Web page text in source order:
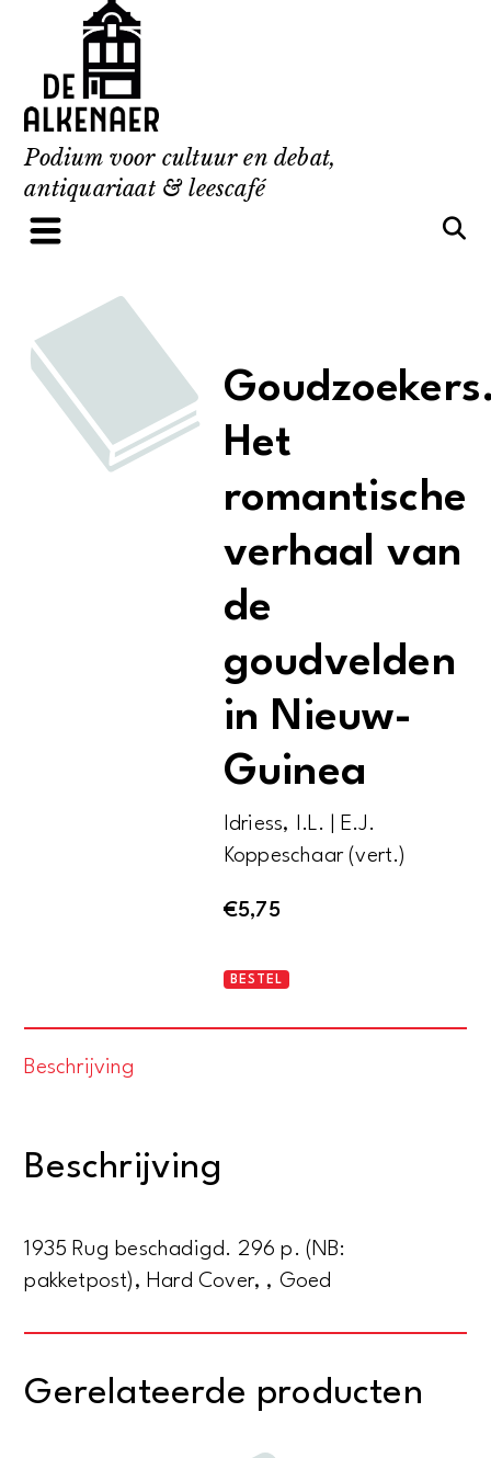
content
Podium voor cultuur en debat,
antiquariaat & leescafé
Het
romantische
verhaal van
de
goudvelden
in Nieuw-
Guinea
Idriess, I.L. | E.J.
Koppeschaar (vert.)
€5,75
Goudzoekers.
Guinea
aantal
BESTEL
Beschrijving
Beschrijving
1935 Rug beschadigd. 296 p. (NB:
pakketpost), Hard Cover, , Goed
Gerelateerde producten